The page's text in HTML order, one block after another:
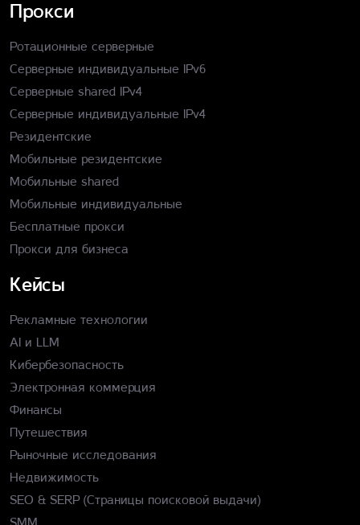
Прокси
Ротационные серверные
Серверные индивидуальные IPv6
Серверные shared IPv4
Серверные индивидуальные IPv4
Резидентские
Мобильные резидентские
Мобильные shared
Мобильные индивидуальные
Бесплатные прокси
Прокси для бизнеса
Кейсы
Рекламные технологии
AI и LLM
Кибербезопасность
Электронная коммерция
Финансы
Путешествия
Рыночные исследования
Недвижимость
SEO & SERP (Страницы поисковой выдачи)
SMM